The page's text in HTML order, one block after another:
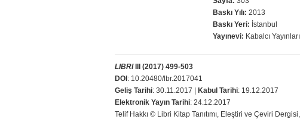
Baskı Yılı: 2013
Baskı Yeri: İstanbul
Yayınevi: Kabalcı Yayınları
LIBRIIII (2017) 499-503
DOI : 10.20480/lbr.2017041
Geliş Tarihi: 30.11.2017 | Kabul Tarihi: 19.12.2017
Elektronik Yayın Tarihi: 24.12.2017
Telif Hakkı © Libri Kitap Tanıtımı, Eleştiri ve Çeviri